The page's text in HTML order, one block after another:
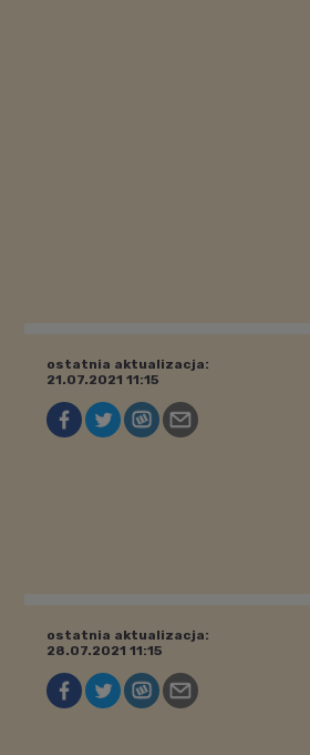
ostatnia aktualizacja:
21.07.2021 11:15
ostatnia aktualizacja:
28.07.2021 11:15